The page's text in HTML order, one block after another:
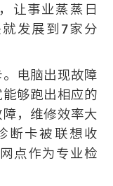
让事业蒸蒸日
发展到7家分
电脑出现故障
够跑出相应的
，维修效率大
断卡被联想收
点作为专业检